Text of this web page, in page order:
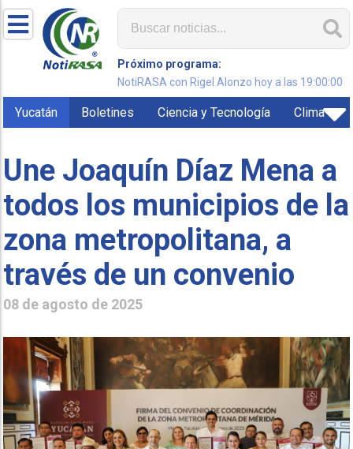
Próximo programa:
NotiRASA con Rigel Alonzo hoy a las 19:00:00
Yucatán Boletines Ciencia y Tecnología Clima
Une Joaquín Díaz Mena a
todos los municipios de la
zona metropolitana, a
través de un convenio
08 de agosto de 2025